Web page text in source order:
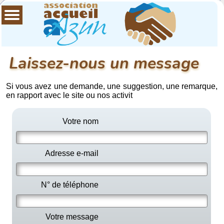
Laissez-nous un message
Si vous avez une demande, une suggestion, une remarque,
en rapport avec le site ou nos activit
Votre nom
Adresse e-mail
N° de téléphone
Votre message